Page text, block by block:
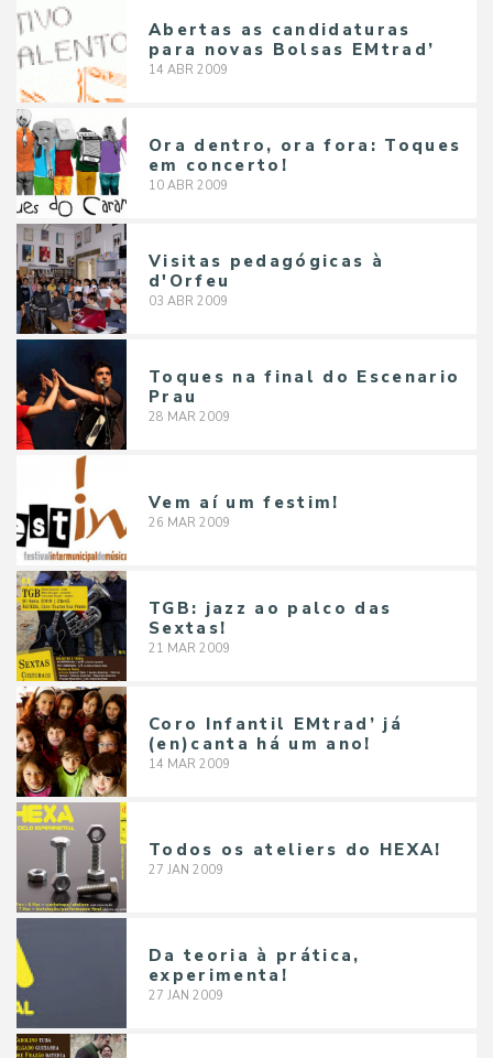
Abertas as candidaturas
para novas Bolsas EMtrad’
14 ABR 2009
Ora dentro, ora fora: Toques
em concerto!
10 ABR 2009
Visitas pedagógicas à
d'Orfeu
03 ABR 2009
Toques na final do Escenario
Prau
28 MAR 2009
Vem aí um festim!
26 MAR 2009
TGB: jazz ao palco das
Sextas!
21 MAR 2009
Coro Infantil EMtrad’ já
(en)canta há um ano!
14 MAR 2009
Todos os ateliers do HEXA!
27 JAN 2009
Da teoria à prática,
experimenta!
27 JAN 2009